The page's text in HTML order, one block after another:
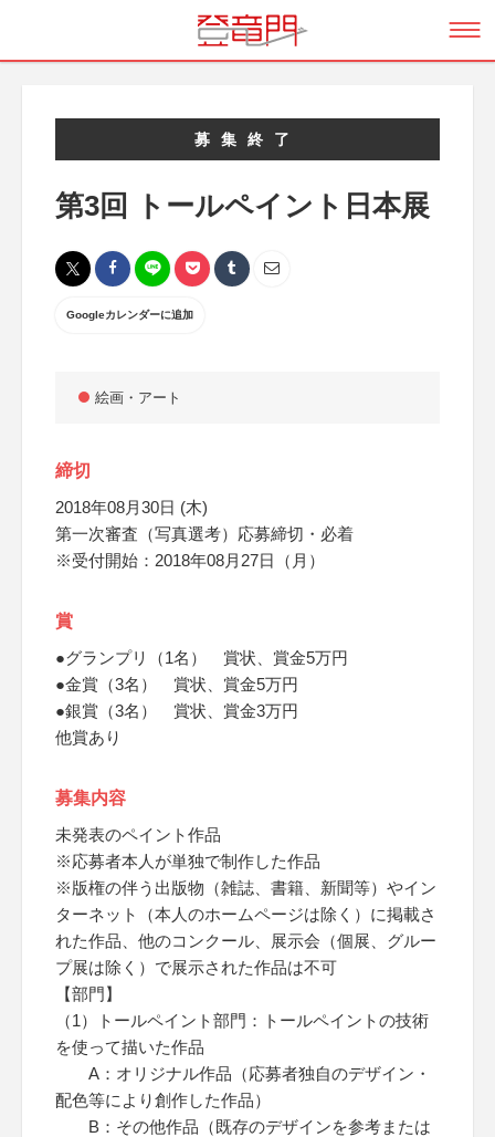
募集終了
第3回 トールペイント日本展
Googleカレンダーに追加
絵画・アート
締切
2018年08月30日 (木)
第一次審査（写真選考）応募締切・必着
※受付開始：2018年08月27日（月）
賞
●グランプリ（1名） 賞状、賞金5万円
●金賞（3名） 賞状、賞金5万円
●銀賞（3名） 賞状、賞金3万円
他賞あり
募集内容
未発表のペイント作品
※応募者本人が単独で制作した作品
※版権の伴う出版物（雑誌、書籍、新聞等）やイン
ターネット（本人のホームページは除く）に掲載さ
れた作品、他のコンクール、展示会（個展、グルー
プ展は除く）で展示された作品は不可
【部門】
（1）トールペイント部門：トールペイントの技術
を使って描いた作品
A：オリジナル作品（応募者独自のデザイン・
配色等により創作した作品）
B：その他作品（既存のデザインを参考または